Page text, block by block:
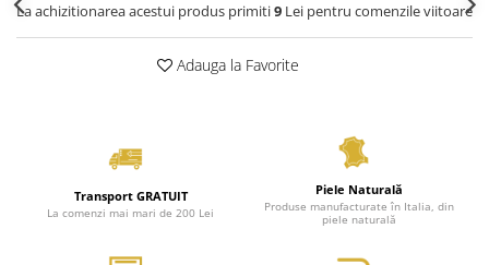
La achizitionarea acestui produs primiti9 Lei pentru comenzile viitoare
Adauga la Favorite
Transport GRATUIT
La comenzi mai mari de 200 Lei
Piele Naturală
Produse manufacturate în Italia, din
piele naturală